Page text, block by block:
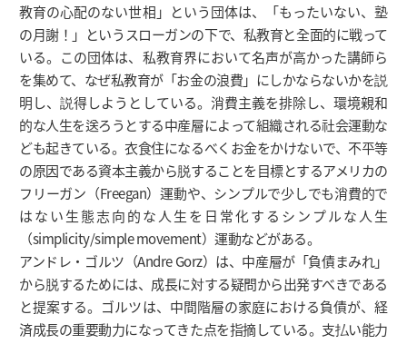
教育の心配のない世相」という団体は、「もったいない、塾
の月謝！」というスローガンの下で、私教育と全面的に戦って
いる。この団体は、私教育界において名声が高かった講師ら
を集めて、なぜ私教育が「お金の浪費」にしかならないかを説
明し、説得しようとしている。消費主義を排除し、環境親和
的な人生を送ろうとする中産層によって組織される社会運動な
ども起きている。衣食住になるべくお金をかけないで、不平等
の原因である資本主義から脱することを目標とするアメリカの
フリーガン（Freegan）運動や、シンプルで少しでも消費的で
はない生態志向的な人生を日常化するシンプルな人生
（simplicity/simple movement）運動などがある。
アンドレ・ゴルツ（Andre Gorz）は、中産層が「負債まみれ」
から脱するためには、成長に対する疑問から出発すべきである
と提案する。ゴルツは、中間階層の家庭における負債が、経
済成長の重要動力になってきた点を指摘している。支払い能力